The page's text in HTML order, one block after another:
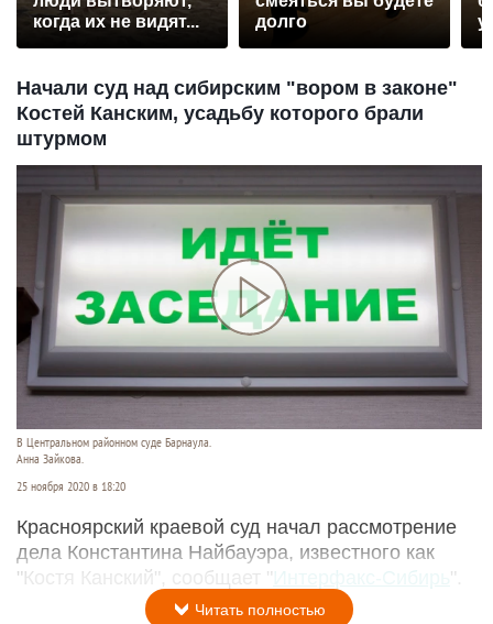
когда их не видят...
долго
Начали суд над сибирским "вором в законе"
Костей Канским, усадьбу которого брали
штурмом
В Центральном районном суде Барнаула.
Анна Зайкова.
25 ноября 2020 в 18:20
Красноярский краевой суд начал рассмотрение
дела Константина Найбауэра, известного как
"Костя Канский", сообщает "Интерфакс-Сибирь ".
Читать полностью